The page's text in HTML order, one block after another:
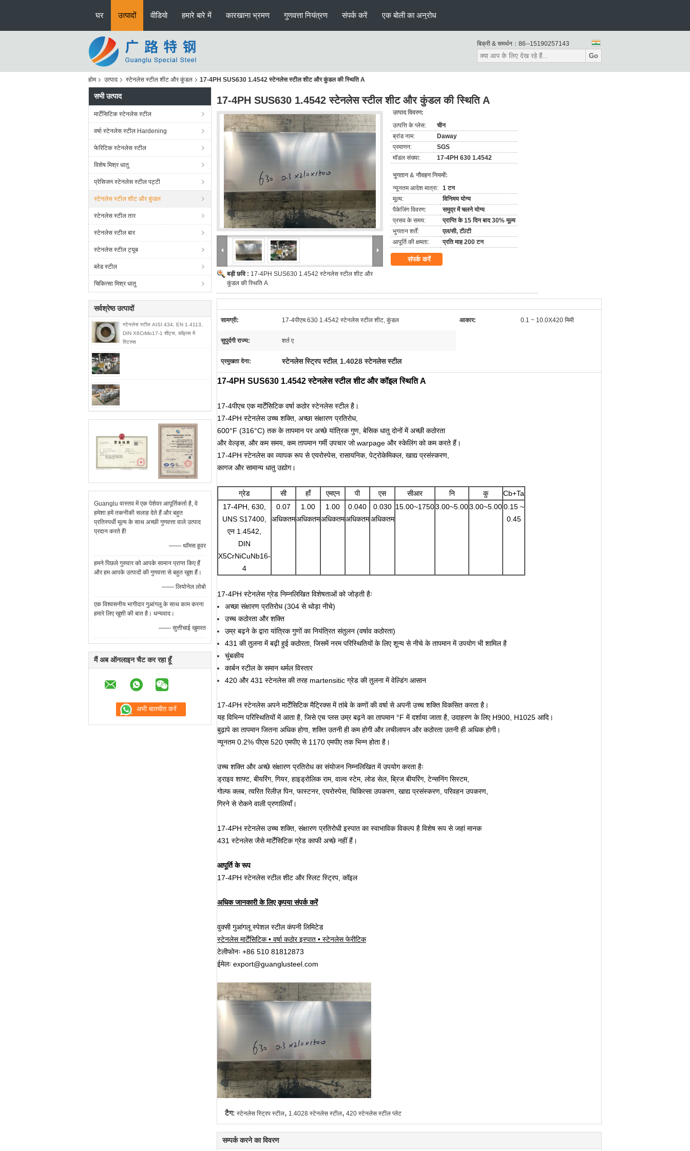
घर उत्पादों वीडियो हमारे बारे में कारखाना भ्रमण गुणवत्ता नियंत्रण संपर्क करें एक बोली का अनुरोध
बिक्री & समर्थन： 86--15190257143
Go
होम उत्पाद स्टेनलेस स्टील शीट और कुंडल 17-4PH SUS630 1.4542 स्टेनलेस स्टील शीट और कुंडल की स्थिति A
सभी उत्पाद
मार्टेंसिटिक स्टेनलेस स्टील
वर्षा स्टेनलेस स्टील Hardening
फेरिटिक स्टेनलेस स्टील
विशेष मिश्र धातु
प्रेसिजन स्टेनलेस स्टील पट्टी
स्टेनलेस स्टील शीट और कुंडल
स्टेनलेस स्टील तार
स्टेनलेस स्टील बार
स्टेनलेस स्टील ट्यूब
ब्लेड स्टील
चिकित्सा मिश्र धातु
सर्वश्रेष्ठ उत्पादों
स्टेनलेस स्टील AISI 434, EN 1.4113,
DIN X6CrMo17-1 शीट्स, कॉइल्स में
स्ट्रिप्स
Guanglu वास्तव में एक पेशेवर आपूर्तिकर्ता है, वे
हमेशा हमें तकनीकी सलाह देते हैं और बहुत
प्रतिस्पर्धी मूल्य के साथ अच्छी गुणवत्ता वाले उत्पाद
प्रदान करते हैं!
—— थॉमस हूवर
हमने पिछले गुरुवार को आपके सामान प्राप्त किए हैं
और हम आपके उत्पादों की गुणवत्ता से बहुत खुश हैं।
—— लियोनेल लोबो
एक विश्वसनीय भागीदार गुआंगलू के साथ काम करना
हमारे लिए खुशी की बात है। धन्यवाद।
—— सुत्तीचाई खुमरत
मैं अब ऑनलाइन चैट कर रहा हूँ
17-4PH SUS630 1.4542 स्टेनलेस स्टील शीट और कुंडल की स्थिति A
बड़ी छवि : 17-4PH SUS630 1.4542 स्टेनलेस स्टील शीट और
कुंडल की स्थिति A
उत्पाद विवरण:
उत्पत्ति के प्लेस:
चीन
ब्रांड नाम:
Daway
प्रमाणन:
SGS
मॉडल संख्या:
17-4PH 630 1.4542
भुगतान & नौवहन नियमों:
न्यूनतम आदेश मात्रा: 1 टन
मूल्य:
विनिमय योग्य
पैकेजिंग विवरण:
समुद्र में चलने योग्य
प्रसव के समय:
प्राप्ति के 15 दिन बाद 30% मूल्य
भुगतान शर्तें:
एल/सी, टी/टी
आपूर्ति की क्षमता:
प्रति माह 200 टन
संपर्क करें
सामग्री: 17-4पीएच 630 1.4542 स्टेनलेस स्टील शीट, कुंडल आकार: 0.1 ~ 10.0X420 मिमी
सुपुर्दगी राज्य: शर्त ए
प्रमुखता देना: स्टेनलेस स्ट्रिप स्टील, 1.4028 स्टेनलेस स्टील
17-4PH SUS630 1.4542 स्टेनलेस स्टील शीट और कॉइल स्थिति A
17-4पीएच एक मार्टेंसिटिक वर्षा कठोर स्टेनलेस स्टील है।
17-4PH स्टेनलेस उच्च शक्ति, अच्छा संक्षारण प्रतिरोध,
600°F (316°C) तक के तापमान पर अच्छे यांत्रिक गुण, बेसिक धातु दोनों में अच्छी कठोरता
और वेल्ड्स, और कम समय, कम तापमान गर्मी उपचार जो warpage और स्केलिंग को कम करते हैं।
17-4PH स्टेनलेस का व्यापक रूप से एयरोस्पेस, रासायनिक, पेट्रोकेमिकल, खाद्य प्रसंस्करण,
कागज और सामान्य धातु उद्योग।
ग्रेड सी हाँ एमएन पी एस सीआर नि कु
Cb+Ta
17-4PH, 630,
UNS S17400,
एन 1.4542,
DIN
X5CrNiCuNb16-
4
0.07
अधिकतम
1.00
अधिकतम
1.00
अधिकतम
0.040
अधिकतम
0.030
अधिकतम
15.00~17503.00~5.003.00~5.000.15 ~
0.45
17-4PH स्टेनलेस ग्रेड निम्नलिखित विशेषताओं को जोड़ती हैः
अच्छा संक्षारण प्रतिरोध (304 से थोड़ा नीचे)
उच्च कठोरता और शक्ति
उम्र बढ़ने के द्वारा यांत्रिक गुणों का नियंत्रित संतुलन (वर्षाव कठोरता)
431 की तुलना में बढ़ी हुई कठोरता, जिसमें नरम परिस्थितियों के लिए शून्य से नीचे के तापमान में उपयोग भी शामिल है
चुंबकीय
कार्बन स्टील के समान थर्मल विस्तार
420 और 431 स्टेनलेस की तरह martensitic ग्रेड की तुलना में वेल्डिंग आसान
17-4PH स्टेनलेस अपने मार्टेंसिटिक मैट्रिक्स में तांबे के कणों की वर्षा से अपनी उच्च शक्ति विकसित करता है।
यह विभिन्न परिस्थितियों में आता है, जिसे एच प्लस उम्र बढ़ने का तापमान °F में दर्शाया जाता है, उदाहरण के लिए H900, H1025 आदि।
बुढ़ापे का तापमान जितना अधिक होगा, शक्ति उतनी ही कम होगी और लचीलापन और कठोरता उतनी ही अधिक होगी।
न्यूनतम 0.2% पीएस 520 एमपीए से 1170 एमपीए तक भिन्न होता है।
उच्च शक्ति और अच्छे संक्षारण प्रतिरोध का संयोजन निम्नलिखित में उपयोग करता हैः
ड्राइव शाफ्ट, बीयरिंग, गियर, हाइड्रोलिक राम, वाल्व स्टेम, लोड सेल, ब्रिज बीयरिंग, टेन्सनिंग सिस्टम,
गोल्फ क्लब, त्वरित रिलीज़ पिन, फास्टनर, एयरोस्पेस, चिकित्सा उपकरण, खाद्य प्रसंस्करण, परिवहन उपकरण,
गिरने से रोकने वाली प्रणालियाँ।
17-4PH स्टेनलेस उच्च शक्ति, संक्षारण प्रतिरोधी इस्पात का स्वाभाविक विकल्प है विशेष रूप से जहां मानक
431 स्टेनलेस जैसे मार्टेंसिटिक ग्रेड काफी अच्छे नहीं हैं।
आपूर्ति के रूप
17-4PH स्टेनलेस स्टील शीट और स्लिट स्ट्रिप, कॉइल
अधिक जानकारी के लिए कृपया संपर्क करें
वुक्सी गुआंगलू स्पेशल स्टील कंपनी लिमिटेड
स्टेनलेस मार्टेंसिटिक • वर्षा कठोर इस्पात • स्टेनलेस फेरीटिक
टेलीफोनः +86 510 81812873
ईमेलः export@guanglusteel.com
टैग: स्टेनलेस स्ट्रिप स्टील, 1.4028 स्टेनलेस स्टील, 420 स्टेनलेस स्टील प्लेट
सम्पर्क करने का विवरण